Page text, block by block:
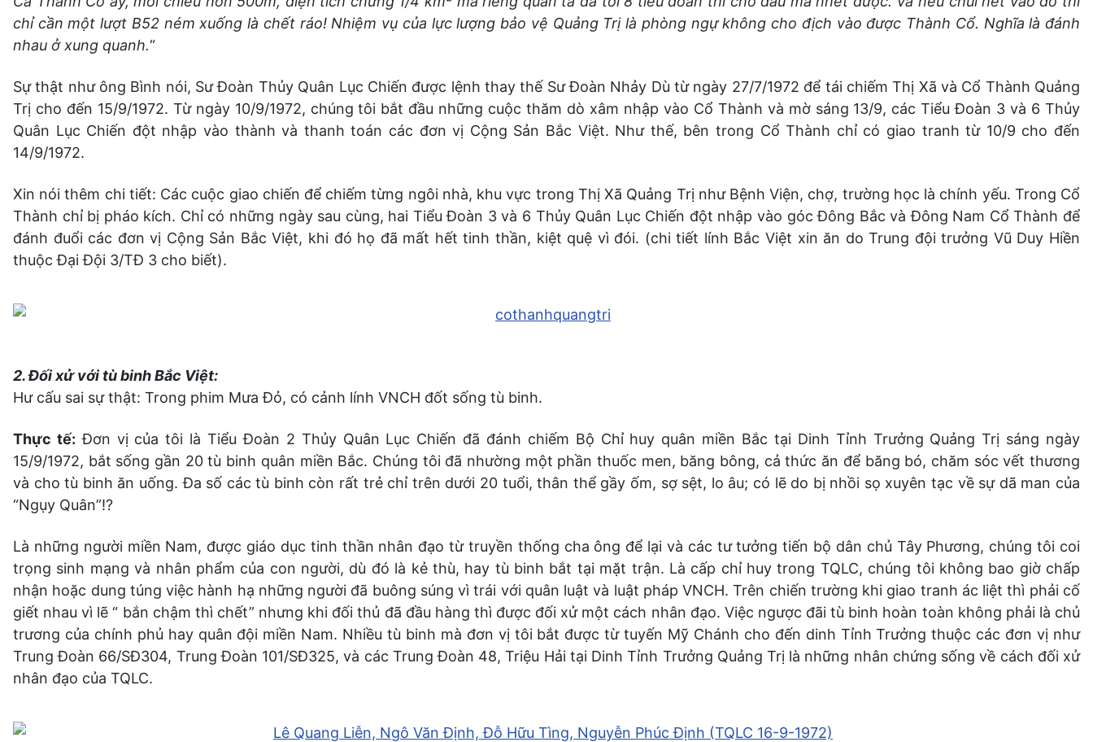
chỉ cần một lượt B52 ném xuống là chết ráo! Nhiệm vụ của lực lượng bảo vệ Quảng Trị là phòng ngự không cho địch vào được Thành Cổ. Nghĩa là đánh
nhau ở xung quanh.“
Sự thật như ông Bình nói, Sư Đoàn Thủy Quân Lục Chiến được lệnh thay thế Sư Đoàn Nhảy Dù từ ngày 27/7/1972 để tái chiếm Thị Xã và Cổ Thành Quảng
Trị cho đến 15/9/1972. Từ ngày 10/9/1972, chúng tôi bắt đầu những cuộc thăm dò xâm nhập vào Cổ Thành và mờ sáng 13/9, các Tiểu Đoàn 3 và 6 Thủy
Quân Lục Chiến đột nhập vào thành và thanh toán các đơn vị Cộng Sản Bắc Việt. Như thế, bên trong Cổ Thành chỉ có giao tranh từ 10/9 cho đến
14/9/1972.
Xin nói thêm chi tiết: Các cuộc giao chiến để chiếm từng ngôi nhà, khu vực trong Thị Xã Quảng Trị như Bệnh Viện, chợ, trường học là chính yếu. Trong Cổ
Thành chỉ bị pháo kích. Chỉ có những ngày sau cùng, hai Tiểu Đoàn 3 và 6 Thủy Quân Lục Chiến đột nhập vào góc Đông Bắc và Đông Nam Cổ Thành để
đánh đuổi các đơn vị Cộng Sản Bắc Việt, khi đó họ đã mất hết tinh thần, kiệt quệ vì đói. (chi tiết lính Bắc Việt xin ăn do Trung đội trưởng Vũ Duy Hiền
thuộc Đại Đội 3/TĐ 3 cho biết).
2. Đối xử với tù binh Bắc Việt:
Hư cấu sai sự thật: Trong phim Mưa Đỏ, có cảnh lính VNCH đốt sống tù binh.
Thực tế: Đơn vị của tôi là Tiểu Đoàn 2 Thủy Quân Lục Chiến đã đánh chiếm Bộ Chỉ huy quân miền Bắc tại Dinh Tỉnh Trưởng Quảng Trị sáng ngày
15/9/1972, bắt sống gần 20 tù binh quân miền Bắc. Chúng tôi đã nhường một phần thuốc men, băng bông, cả thức ăn để băng bó, chăm sóc vết thương
và cho tù binh ăn uống. Đa số các tù binh còn rất trẻ chỉ trên dưới 20 tuổi, thân thể gầy ốm, sợ sệt, lo âu; có lẽ do bị nhồi sọ xuyên tạc về sự dã man của
“Ngụy Quân”!?
Là những người miền Nam, được giáo dục tinh thần nhân đạo từ truyền thống cha ông để lại và các tư tưởng tiến bộ dân chủ Tây Phương, chúng tôi coi
trọng sinh mạng và nhân phẩm của con người, dù đó là kẻ thù, hay tù binh bắt tại mặt trận. Là cấp chỉ huy trong TQLC, chúng tôi không bao giờ chấp
nhận hoặc dung túng việc hành hạ những người đã buông súng vì trái với quân luật và luật pháp VNCH. Trên chiến trường khi giao tranh ác liệt thì phải cố
giết nhau vì lẽ “ bắn chậm thì chết” nhưng khi đối thủ đã đầu hàng thì được đối xử một cách nhân đạo. Việc ngược đãi tù binh hoàn toàn không phải là chủ
trương của chính phủ hay quân đội miền Nam. Nhiều tù binh mà đơn vị tôi bắt được từ tuyến Mỹ Chánh cho đến dinh Tỉnh Trưởng thuộc các đơn vị như
Trung Đoàn 66/SĐ304, Trung Đoàn 101/SĐ325, và các Trung Đoàn 48, Triệu Hải tại Dinh Tỉnh Trưởng Quảng Trị là những nhân chứng sống về cách đối xử
nhân đạo của TQLC.